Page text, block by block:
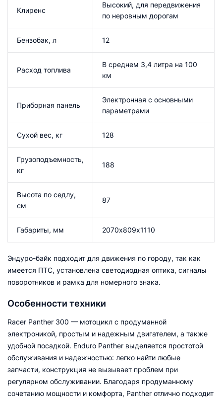
Клиренс
Высокий, для передвижения
по неровным дорогам
Бензобак, л 12
Расход топлива
В среднем 3,4 литра на 100
км
Приборная панель
Электронная с основными
параметрами
Сухой вес, кг 128
Грузоподъемность,
кг
188
Высота по седлу,
см
87
Габариты, мм 2070х809х1110
Эндуро-байк подходит для движения по городу, так как
имеется ПТС, установлена светодиодная оптика, сигналы
поворотников и рамка для номерного знака.
Особенности техники
Racer Panther 300 — мотоцикл с продуманной
электроникой, простым и надежным двигателем, а также
удобной посадкой. Enduro Panther выделяется простотой
обслуживания и надежностью: легко найти любые
запчасти, конструкция не вызывает проблем при
регулярном обслуживании. Благодаря продуманному
сочетанию мощности и комфорта, Panther отлично подходит